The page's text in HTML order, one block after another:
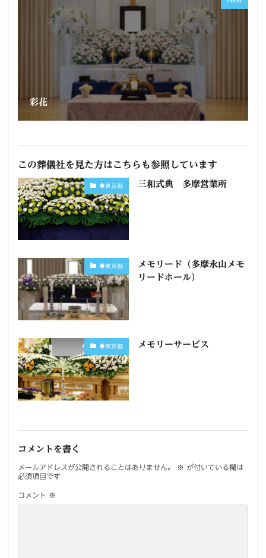
彩花
この葬儀社を見た方はこちらも参照しています
◆東京都 三和式典 多摩営業所
◆東京都
メモリード（多摩永山メモ
リードホール）
◆東京都 メモリーサービス
コメントを書く
メールアドレスが公開されることはありません。 ※ が付いている欄は
必須項目です
コメント ※